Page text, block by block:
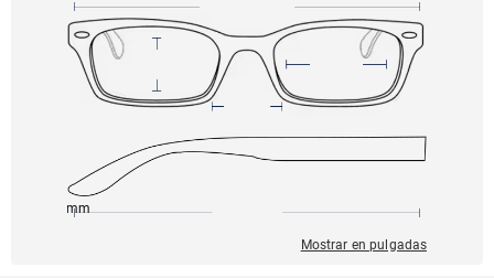
143mm
Mostrar en pulgadas